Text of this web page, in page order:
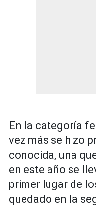
En la categoría
vez más se hizo
conocida, una
en este año se
primer lugar de
quedado en la